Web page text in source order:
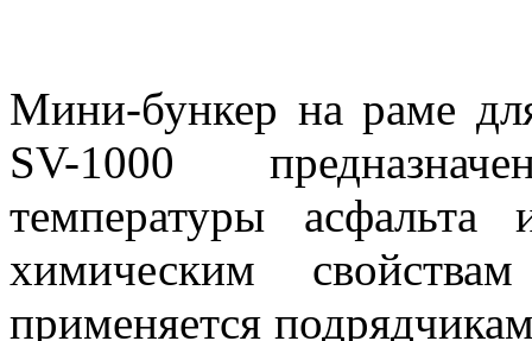
Мини-бункер на раме
SV-1000
температуры
химическим
применяется